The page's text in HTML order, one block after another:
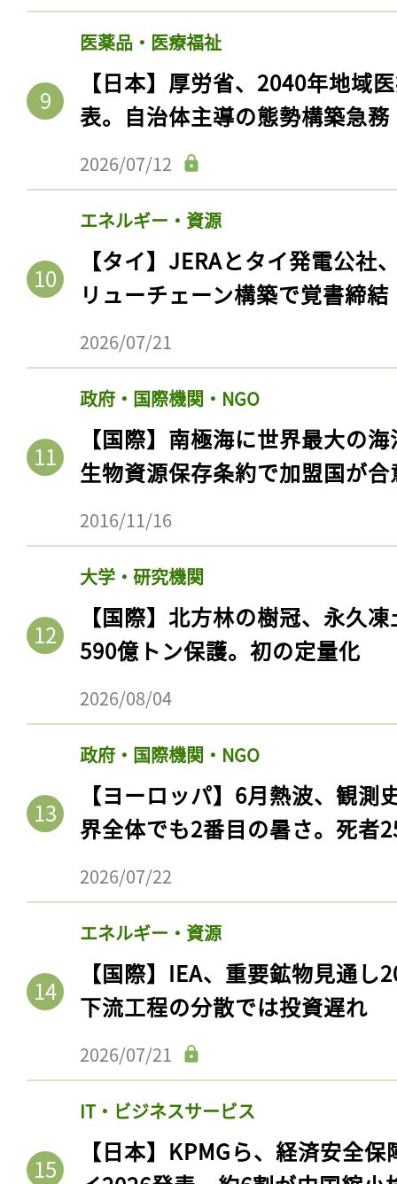
医薬品・医療福祉
【日本】厚労省、2040年地域
表。自治体主導の態勢構築急務
2026/07/12
エネルギー・資源
【タイ】JERAとタイ発電公社
リューチェーン構築で覚書締結
2026/07/21
政府・国際機関・NGO
【国際】南極海に世界最大の
生物資源保存条約で加盟国が合
2016/11/16
大学・研究機関
【国際】北方林の樹冠、永久
590億トン保護。初の定量化
2026/08/04
政府・国際機関・NGO
【ヨーロッパ】6月熱波、観
界全体でも2番目の暑さ。死者
2026/07/22
エネルギー・資源
【国際】IEA、重要鉱物見通
下流工程の分散では投資遅れ
2026/07/21
IT・ビジネスサービス
【日本】KPMGら、経済安全